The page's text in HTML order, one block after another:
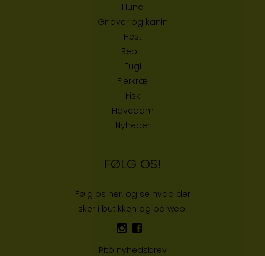
Hund
Gnaver og kanin
Hest
Reptil
Fugl
Fjerkræ
Fisk
Havedam
Nyheder
FØLG OS!
Følg os her, og se hvad der
sker i butikken og på web:
Pitó nyhedsbrev